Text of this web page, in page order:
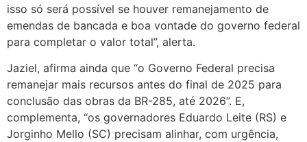
isso só será possível se houver remanejamento de
emendas de bancada e boa vontade do governo federal
para completar o valor total”, alerta.
Jaziel, afirma ainda que “o Governo Federal precisa
remanejar mais recursos antes do final de 2025 para
conclusão das obras da BR-285, até 2026”. E,
complementa, “os governadores Eduardo Leite (RS) e
Jorginho Mello (SC) precisam alinhar, com urgência,